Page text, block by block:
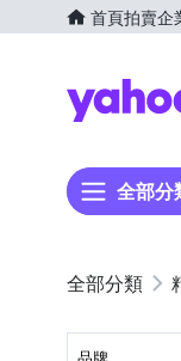
首頁拍賣企
全部分